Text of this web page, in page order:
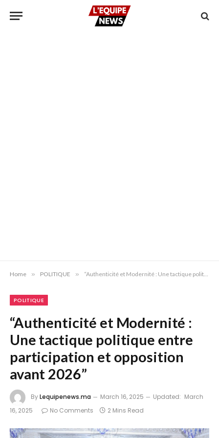
Home » POLITIQUE » “Authenticité et Modernité : Une tactique politique entre participation et opposition avant 2026”
POLITIQUE
“Authenticité et Modernité :
Une tactique politique entre
participation et opposition
avant 2026”
ByLequipenews.ma March 16, 2025 Updated: March
16, 2025
No Comments 2 Mins Read